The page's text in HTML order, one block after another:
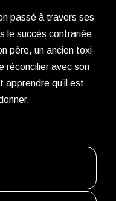
pas­sé à tra­vers ses
le suc­cès contra­riée
père, un ancien toxi­
récon­ci­lier avec son
qu’il est